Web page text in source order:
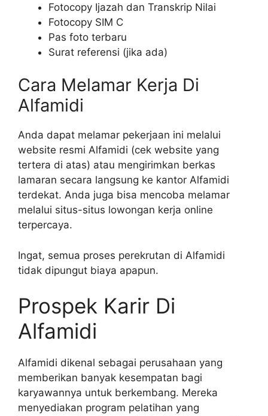
Fotocopy Ijazah dan Transkrip Nilai
Fotocopy SIM C
Pas foto terbaru
Surat referensi (jika ada)
Cara Melamar Kerja Di
Alfamidi
Anda dapat melamar pekerjaan ini melalui
website resmi Alfamidi (cek website yang
tertera di atas) atau mengirimkan berkas
lamaran secara langsung ke kantor Alfamidi
terdekat. Anda juga bisa mencoba melamar
melalui situs-situs lowongan kerja online
terpercaya.
Ingat, semua proses perekrutan di Alfamidi
tidak dipungut biaya apapun.
Prospek Karir Di
Alfamidi
Alfamidi dikenal sebagai perusahaan yang
memberikan banyak kesempatan bagi
karyawannya untuk berkembang. Mereka
menyediakan program pelatihan yang